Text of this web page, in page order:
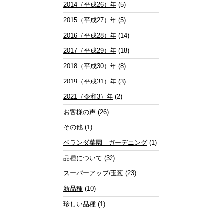
2014（平成26）年 (5)
2015（平成27）年 (5)
2016（平成28）年 (14)
2017（平成29）年 (18)
2018（平成30）年 (8)
2019（平成31）年 (3)
2021（令和3）年 (2)
お客様の声 (26)
その他 (1)
ベランダ菜園 ガーデニング (1)
品種について (32)
スーパーアップ/玉葱 (23)
新品種 (10)
珍しい品種 (1)